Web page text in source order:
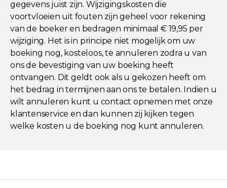
gegevens juist zijn. Wijzigingskosten die
voortvloeien uit fouten zijn geheel voor rekening
van de boeker en bedragen minimaal € 19,95 per
wijziging. Het is in principe niet mogelijk om uw
boeking nog, kosteloos, te annuleren zodra u van
ons de bevestiging van uw boeking heeft
ontvangen. Dit geldt ook als u gekozen heeft om
het bedrag in termijnen aan ons te betalen. Indien u
wilt annuleren kunt u contact opnemen met onze
klantenservice en dan kunnen zij kijken tegen
welke kosten u de boeking nog kunt annuleren.